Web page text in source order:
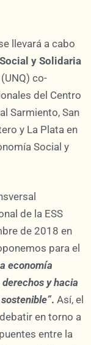
llevará a cabo
y Solidaria
co-
del Centro
Sarmiento, San
y La Plata en
Social y
de la ESS
de 2018 en
para el
economía
y hacia
. Así, el
en torno a
entre la